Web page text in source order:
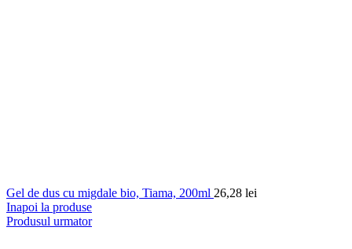
Gel de dus cu migdale bio, Tiama, 200ml 26,28 lei
Inapoi la produse
Produsul urmator